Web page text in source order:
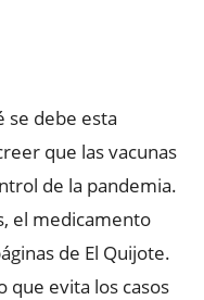
se debe esta
que las vacunas
de la pandemia.
el medicamento
de El Quijote.
que evita los casos